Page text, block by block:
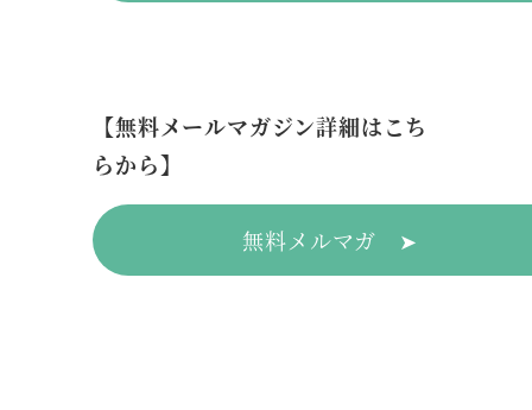
【無料メールマガジン詳細はこち
らから】
無料メルマガ ➤